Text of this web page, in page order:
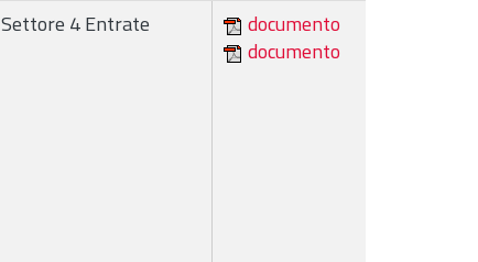
Settore 4 Entrate
documento
documento